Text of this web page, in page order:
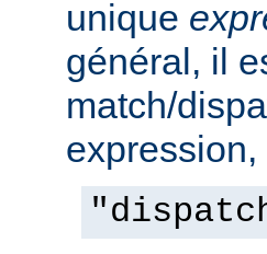
unique
général, il
match/